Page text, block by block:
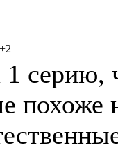
+2
серию,
похоже